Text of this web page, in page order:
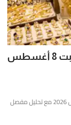
أسعار الذهب في الأردن اليوم السبت 8 أغسطس
تغطية شاملة لأسعار الذهب في الأردن اليوم 8 أغسطس 2026 مع تحليل مفصل